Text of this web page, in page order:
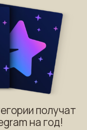
получат
на год!